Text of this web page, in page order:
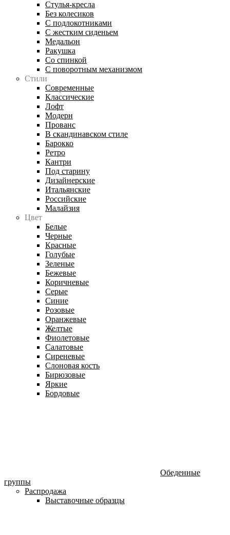
Стулья-кресла
Без колесиков
С подлокотниками
С жестким сиденьем
Медальон
Ракушка
Со спинкой
С поворотным механизмом
Стили
Современные
Классические
Лофт
Модерн
Прованс
В скандинавском стиле
Барокко
Ретро
Кантри
Под старину
Дизайнерские
Итальянские
Российские
Малайзия
Цвет
Белые
Черные
Красные
Голубые
Зеленые
Бежевые
Коричневые
Серые
Синие
Розовые
Оранжевые
Желтые
Фиолетовые
Салатовые
Сиреневые
Слоновая кость
Бирюзовые
Яркие
Бордовые
Обеденные
группы
Распродажа
Выставочные образцы